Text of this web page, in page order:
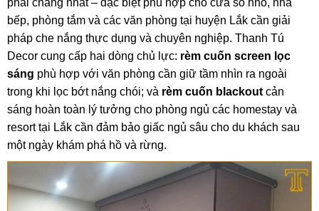
bếp, phòng tắm và các văn phòng tại huyện Lắk cần giải
pháp che nắng thực dụng và chuyên nghiệp. Thanh Tú
Decor cung cấp hai dòng chủ lực: rèm cuốn screen lọc
sáng phù hợp với văn phòng cần giữ tầm nhìn ra ngoài
trong khi lọc bớt nắng chói; và rèm cuốn blackout cản
sáng hoàn toàn lý tưởng cho phòng ngủ các homestay và
resort tại Lắk cần đảm bảo giấc ngủ sâu cho du khách sau
một ngày khám phá hồ và rừng.